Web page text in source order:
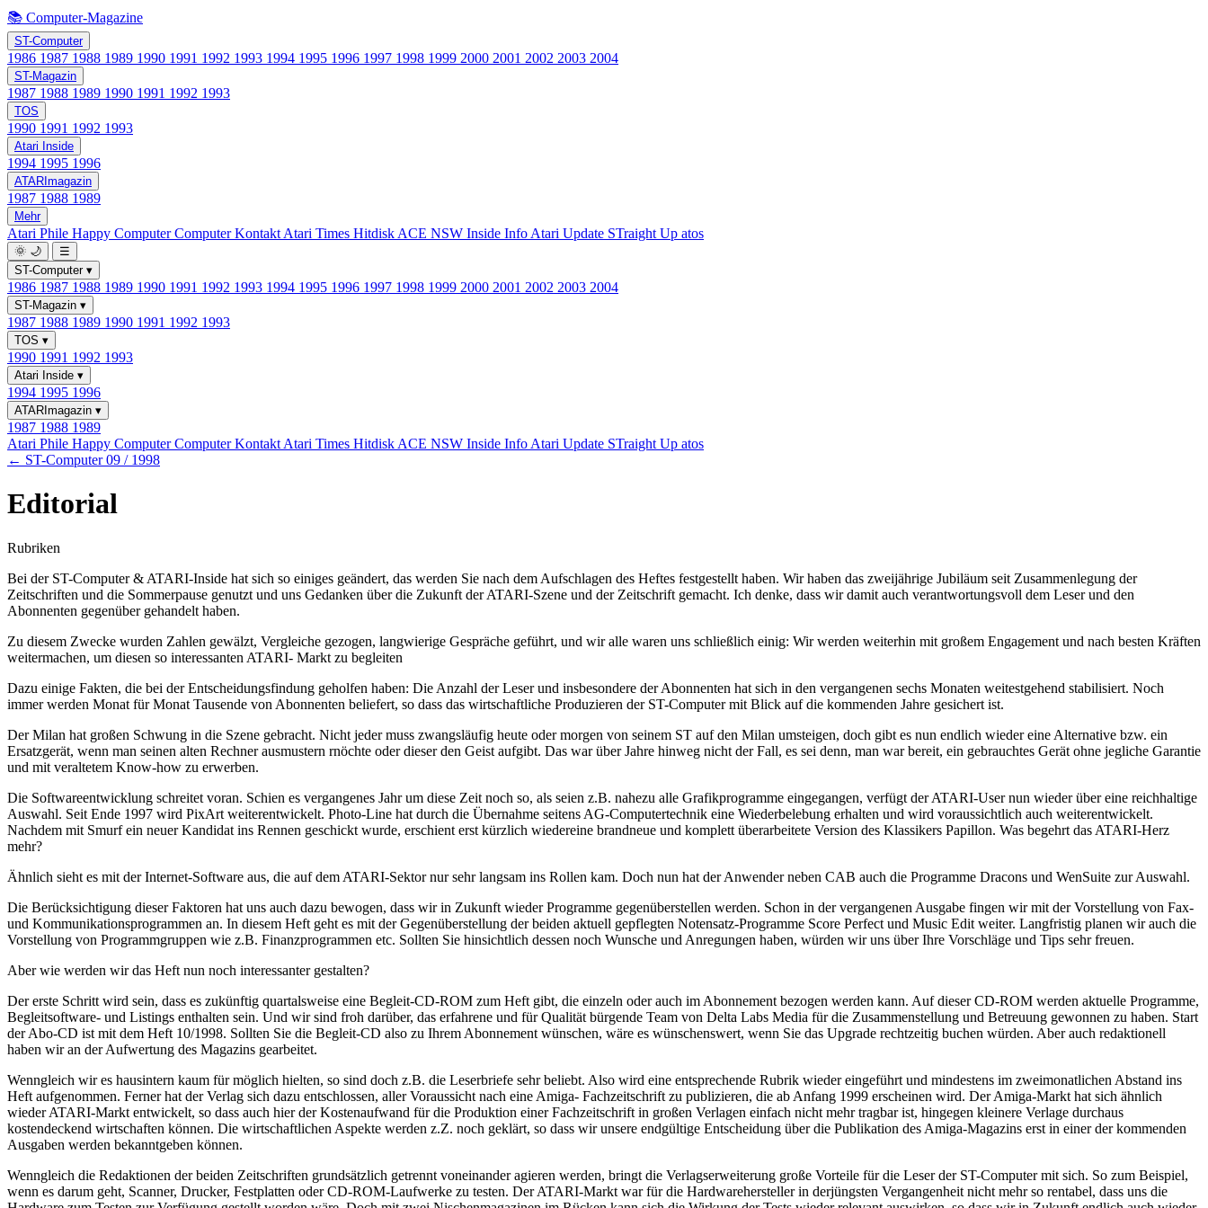
📚 Computer-Magazine
ST-Computer
1986 1987 1988 1989 1990 1991 1992 1993 1994 1995 1996 1997 1998 1999 2000 2001 2002 2003 2004
ST-Magazin
1987 1988 1989 1990 1991 1992 1993
TOS
1990 1991 1992 1993
Atari Inside
1994 1995 1996
ATARImagazin
1987 1988 1989
Mehr
Atari Phile Happy ComputerComputer Kontakt Atari Times Hitdisk ACE NSW Inside Info Atari Update STraight Up atos
🌞 🌙
☰
ST-Computer ▾
1986 1987 1988 1989 1990 1991 1992 1993 1994 1995 1996 1997 1998 1999 2000 2001 2002 2003 2004
ST-Magazin ▾
1987 1988 1989 1990 1991 1992 1993
TOS ▾
1990 1991 1992 1993
Atari Inside ▾
1994 1995 1996
ATARImagazin ▾
1987 1988 1989
Atari Phile Happy ComputerComputer Kontakt Atari Times Hitdisk ACE NSW Inside Info Atari Update STraight Up atos
← ST-Computer 09 / 1998
Editorial
Rubriken
Bei der ST-Computer & ATARI-Inside hat sich so einiges geändert, das werden Sie nach dem Aufschlagen des Heftes festgestellt haben. Wir haben das zweijährige Jubiläum seit Zusammenlegung der
Zeitschriften und die Sommerpause genutzt und uns Gedanken über die Zukunft der ATARI-Szene und der Zeitschrift gemacht. Ich denke, dass wir damit auch verantwortungsvoll dem Leser und den
Abonnenten gegenüber gehandelt haben.
Zu diesem Zwecke wurden Zahlen gewälzt, Vergleiche gezogen, langwierige Gespräche geführt, und wir alle waren uns schließlich einig: Wir werden weiterhin mit großem Engagement und nach besten Kräften
weitermachen, um diesen so interessanten ATARI- Markt zu begleiten
Dazu einige Fakten, die bei der Entscheidungsfindung geholfen haben: Die Anzahl der Leser und insbesondere der Abonnenten hat sich in den vergangenen sechs Monaten weitestgehend stabilisiert. Noch
immer werden Monat für Monat Tausende von Abonnenten beliefert, so dass das wirtschaftliche Produzieren der ST-Computer mit Blick auf die kommenden Jahre gesichert ist.
Der Milan hat großen Schwung in die Szene gebracht. Nicht jeder muss zwangsläufig heute oder morgen von seinem ST auf den Milan umsteigen, doch gibt es nun endlich wieder eine Alternative bzw. ein
Ersatzgerät, wenn man seinen alten Rechner ausmustern rnöchte oder dieser den Geist aufgibt. Das war über Jahre hinweg nicht der Fall, es sei denn, man war bereit, ein gebrauchtes Gerät ohne jegliche Garantie
und mit veraltetem Know-how zu erwerben.
Die Softwareentwicklung schreitet voran. Schien es vergangenes Jahr um diese Zeit noch so, als seien z.B. nahezu alle Grafikprogramme eingegangen, verfügt der ATARI-User nun wieder über eine reichhaltige
Auswahl. Seit Ende 1997 wird PixArt weiterentwickelt. Photo-Line hat durch die Übernahme seitens AG-Computertechnik eine Wiederbelebung erhalten und wird voraussichtlich auch weiterentwickelt.
Nachdem mit Smurf ein neuer Kandidat ins Rennen geschickt wurde, erschient erst kürzlich wiedereine brandneue und komplett überarbeitete Version des Klassikers Papillon. Was begehrt das ATARI-Herz
mehr?
Ähnlich sieht es mit der Internet-Software aus, die auf dem ATARI-Sektor nur sehr langsam ins Rollen kam. Doch nun hat der Anwender neben CAB auch die Programme Dracons und WenSuite zur Auswahl.
Die Berücksichtigung dieser Faktoren hat uns auch dazu bewogen, dass wir in Zukunft wieder Programme gegenüberstellen werden. Schon in der vergangenen Ausgabe fingen wir mit der Vorstellung von Fax-
und Kommunikationsprogrammen an. In diesem Heft geht es mit der Gegenüberstellung der beiden aktuell gepflegten Notensatz-Programme Score Perfect und Music Edit weiter. Langfristig planen wir auch die
Vorstellung von Programmgruppen wie z.B. Finanzprogrammen etc. Sollten Sie hinsichtlich dessen noch Wunsche und Anregungen haben, würden wir uns über Ihre Vorschläge und Tips sehr freuen.
Aber wie werden wir das Heft nun noch interessanter gestalten?
Der erste Schritt wird sein, dass es zukünftig quartalsweise eine Begleit-CD-ROM zum Heft gibt, die einzeln oder auch im Abonnement bezogen werden kann. Auf dieser CD-ROM werden aktuelle Programme,
Begleitsoftware- und Listings enthalten sein. Und wir sind froh darüber, das erfahrene und für Qualität bürgende Team von Delta Labs Media für die Zusammenstellung und Betreuung gewonnen zu haben. Start
der Abo-CD ist mit dem Heft 10/1998. Sollten Sie die Begleit-CD also zu Ihrem Abonnement wünschen, wäre es wünschenswert, wenn Sie das Upgrade rechtzeitig buchen würden. Aber auch redaktionell
haben wir an der Aufwertung des Magazins gearbeitet.
Wenngleich wir es hausintern kaum für möglich hielten, so sind doch z.B. die Leserbriefe sehr beliebt. Also wird eine entsprechende Rubrik wieder eingeführt und mindestens im zweimonatlichen Abstand ins
Heft aufgenommen. Ferner hat der Verlag sich dazu entschlossen, aller Voraussicht nach eine Amiga- Fachzeitschrift zu publizieren, die ab Anfang 1999 erscheinen wird. Der Amiga-Markt hat sich ähnlich
wieder ATARI-Markt entwickelt, so dass auch hier der Kostenaufwand für die Produktion einer Fachzeitschrift in großen Verlagen einfach nicht mehr tragbar ist, hingegen kleinere Verlage durchaus
kostendeckend wirtschaften können. Die wirtschaftlichen Aspekte werden z.Z. noch geklärt, so dass wir unsere endgültige Entscheidung über die Publikation des Amiga-Magazins erst in einer der kommenden
Ausgaben werden bekanntgeben können.
Wenngleich die Redaktionen der beiden Zeitschriften grundsätzlich getrennt voneinander agieren werden, bringt die Verlagserweiterung große Vorteile für die Leser der ST-Computer mit sich. So zum Beispiel,
wenn es darum geht, Scanner, Drucker, Festplatten oder CD-ROM-Laufwerke zu testen. Der ATARI-Markt war für die Hardwarehersteller in derjüngsten Vergangenheit nicht mehr so rentabel, dass uns die